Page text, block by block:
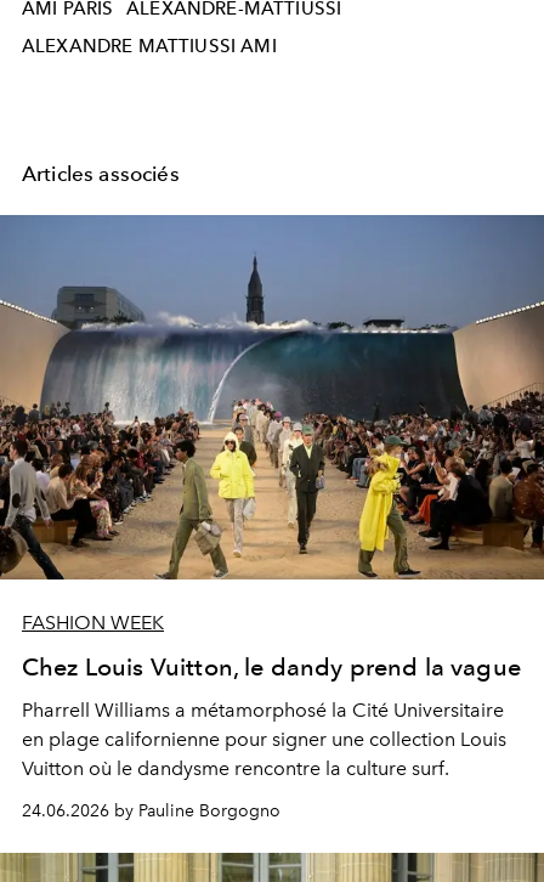
AMI PARIS
ALEXANDRE-MATTIUSSI
ALEXANDRE MATTIUSSI AMI
Articles associés
FASHION WEEK
Chez Louis Vuitton, le dandy prend la vague
Pharrell Williams a métamorphosé la Cité Universitaire
en plage californienne pour signer une collection Louis
Vuitton où le dandysme rencontre la culture surf.
24.06.2026 by Pauline Borgogno